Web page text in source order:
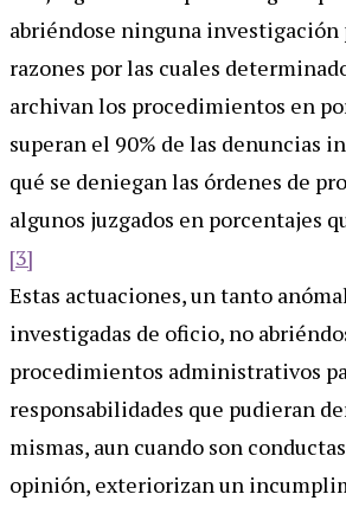
abriéndose ninguna investigación
razones por las cuales
archivan los procedimientos en
superan el 90% de las denuncias
qué se deniegan las órdenes de
algunos juzgados en porcentajes
[3]
Estas actuaciones, un tanto
investigadas de oficio, no
procedimientos administrativos
responsabilidades que pudieran
mismas, aun cuando son
opinión, exteriorizan un